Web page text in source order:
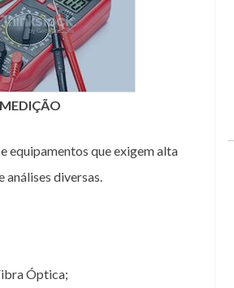
MEDIÇÃO
equipamentos que exigem alta
análises diversas.
Óptica;